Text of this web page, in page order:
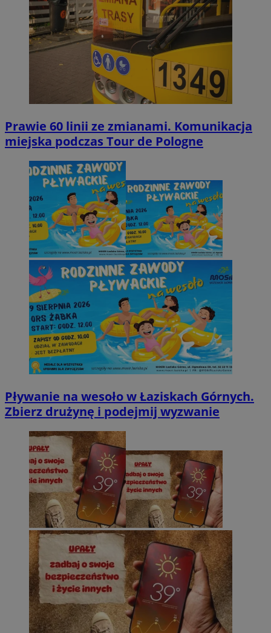
Prawie 60 linii ze zmianami. Komunikacja
miejska podczas Tour de Pologne
Pływanie na wesoło w Łaziskach Górnych.
Zbierz drużynę i podejmij wyzwanie